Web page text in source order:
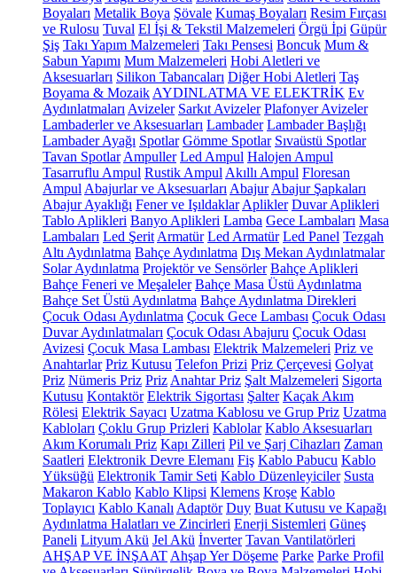
Boyaları Metalik Boya Şövale Kumaş Boyaları Resim Fırçası
ve Rulosu Tuval El İşi & Tekstil Malzemeleri Örgü İpi Güpür
Şiş Takı Yapım Malzemeleri Takı Pensesi Boncuk Mum &
Sabun Yapımı Mum Malzemeleri Hobi Aletleri ve
Aksesuarları Silikon Tabancaları Diğer Hobi Aletleri Taş
Boyama & Mozaik AYDINLATMA VE ELEKTRİK Ev
Aydınlatmaları Avizeler Sarkıt Avizeler Plafonyer Avizeler
Lambaderler ve Aksesuarları Lambader Lambader Başlığı
Lambader Ayağı Spotlar Gömme Spotlar Sıvaüstü Spotlar
Tavan Spotlar Ampuller Led Ampul Halojen Ampul
Tasarruflu Ampul Rustik Ampul Akıllı Ampul Floresan
Ampul Abajurlar ve Aksesuarları Abajur Abajur Şapkaları
Abajur Ayaklığı Fener ve Işıldaklar Aplikler Duvar Aplikleri
Tablo Aplikleri Banyo Aplikleri Lamba Gece Lambaları Masa
Lambaları Led Şerit Armatür Led Armatür Led Panel Tezgah
Altı Aydınlatma Bahçe Aydınlatma Dış Mekan Aydınlatmalar
Solar Aydınlatma Projektör ve Sensörler Bahçe Aplikleri
Bahçe Feneri ve Meşaleler Bahçe Masa Üstü Aydınlatma
Bahçe Set Üstü Aydınlatma Bahçe Aydınlatma Direkleri
Çocuk Odası Aydınlatma Çocuk Gece Lambası Çocuk Odası
Duvar Aydınlatmaları Çocuk Odası Abajuru Çocuk Odası
Avizesi Çocuk Masa Lambası Elektrik Malzemeleri Priz ve
Anahtarlar Priz Kutusu Telefon Prizi Priz Çerçevesi Golyat
Priz Nümeris Priz Priz Anahtar Priz Şalt Malzemeleri Sigorta
Kutusu Kontaktör Elektrik Sigortası Şalter Kaçak Akım
Rölesi Elektrik Sayacı Uzatma Kablosu ve Grup Priz Uzatma
Kabloları Çoklu Grup Prizleri Kablolar Kablo Aksesuarları
Akım Korumalı Priz Kapı Zilleri Pil ve Şarj Cihazları Zaman
Saatleri Elektronik Devre Elemanı Fiş Kablo Pabucu Kablo
Yüksüğü Elektronik Tamir Seti Kablo Düzenleyiciler Susta
Makaron Kablo Kablo Klipsi Klemens Kroşe Kablo
Toplayıcı Kablo Kanalı Adaptör Duy Buat Kutusu ve Kapağı
Aydınlatma Halatları ve Zincirleri Enerji Sistemleri Güneş
Paneli Lityum Akü Jel Akü İnverter Tavan Vantilatörleri
AHŞAP VE İNŞAAT Ahşap Yer Döşeme Parke Parke Profil